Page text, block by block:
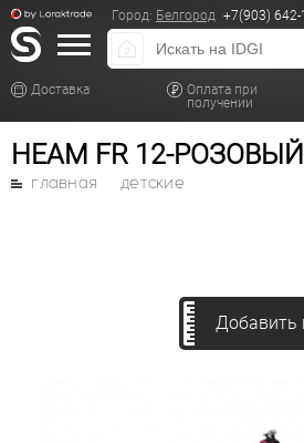
Город: Белгород +7(903) 642-
Доставка
Оплата при
получении
HEAM FR 12-РОЗОВЫЙ
главная детские
Добавить